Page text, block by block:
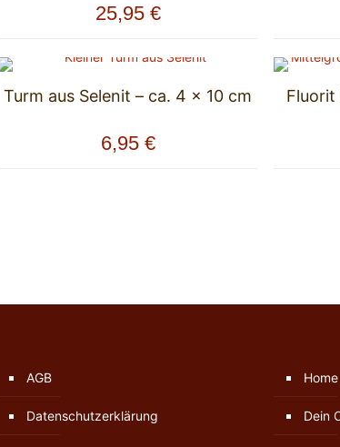
25,95 €
Turm aus Selenit – ca. 4 x 10 cm
6,95 €
AGB
Datenschutzerklärung
Home
Dein